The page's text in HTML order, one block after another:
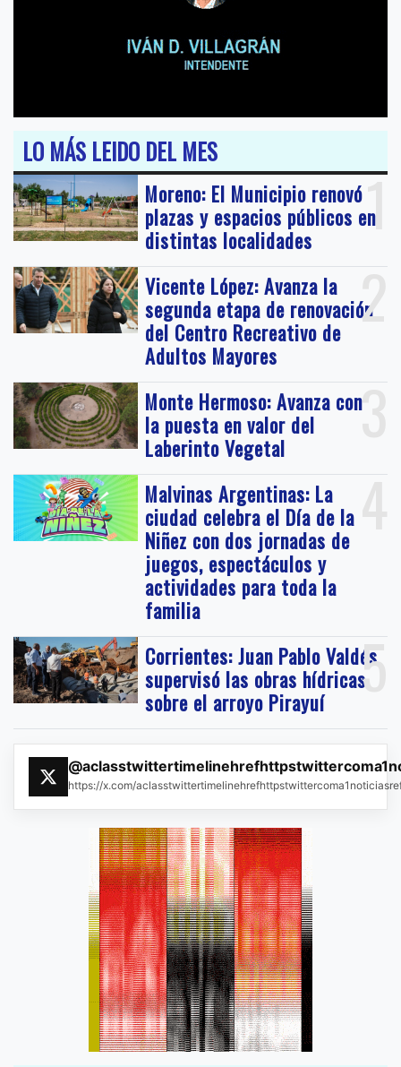
LO MÁS LEIDO DEL MES
1
Moreno: El Municipio renovó
plazas y espacios públicos en
distintas localidades
2
Vicente López: Avanza la
segunda etapa de renovación
del Centro Recreativo de
Adultos Mayores
3
Monte Hermoso: Avanza con
la puesta en valor del
Laberinto Vegetal
4
Malvinas Argentinas: La
ciudad celebra el Día de la
Niñez con dos jornadas de
juegos, espectáculos y
actividades para toda la
familia
5
Corrientes: Juan Pablo Valdés
supervisó las obras hídricas
sobre el arroyo Pirayuí
https://x.com/